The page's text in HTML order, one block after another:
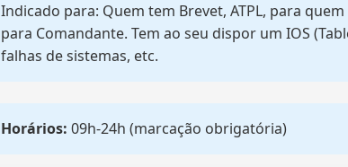
Indicado para: Quem tem Brevet, ATPL, para
para Comandante. Tem ao seu dispor um IOS
falhas de sistemas, etc.
Horários: 09h-24h (marcação obrigatória)